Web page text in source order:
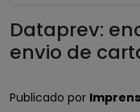
Dataprev:
envio de
Publicado por